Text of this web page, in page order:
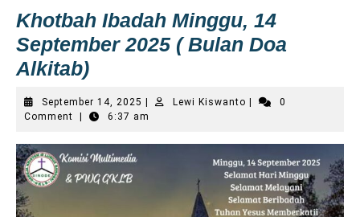
Khotbah Ibadah Minggu, 14
September 2025 ( Bulan Doa
Alkitab)
September 14, 2025 September
14,
Lewi KiswantoLewi
0
Comment
6:37 am